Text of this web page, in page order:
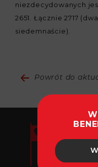
niezdecydowanych
2651. Łącznie 2717
siedemnaście).
Powrót do